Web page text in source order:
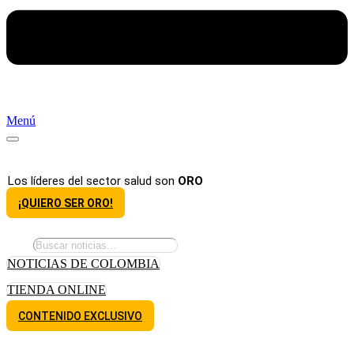
Menú
Los líderes del sector salud son ORO
¡QUIERO SER ORO!
NOTICIAS DE COLOMBIA
TIENDA ONLINE
CONTENIDO EXCLUSIVO